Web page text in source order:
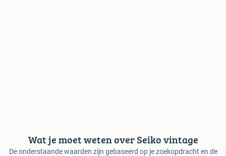
Wat je moet weten over Seiko vintage
De onderstaande waarden zijn gebaseerd op je zoekopdracht en de